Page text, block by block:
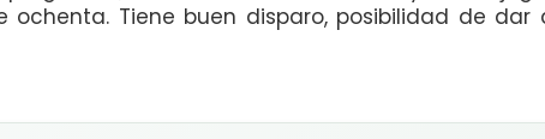
Tiene buen disparo, posibilidad de dar